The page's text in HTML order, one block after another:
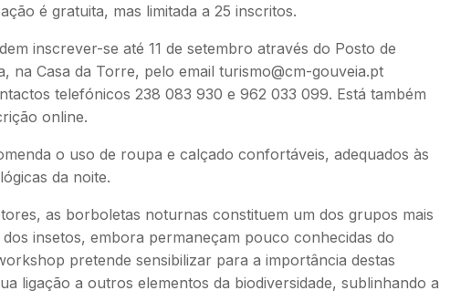
é gratuita, mas limitada a 25 inscritos.
inscrever-se até 11 de setembro através do Posto de
na Casa da Torre, pelo email turismo@cm-gouveia.pt
telefónicos 238 083 930 e 962 033 099. Está também
online.
o uso de roupa e calçado confortáveis, adequados às
da noite.
as borboletas noturnas constituem um dos grupos mais
insetos, embora permaneçam pouco conhecidas do
pretende sensibilizar para a importância destas
ligação a outros elementos da biodiversidade, sublinhando a